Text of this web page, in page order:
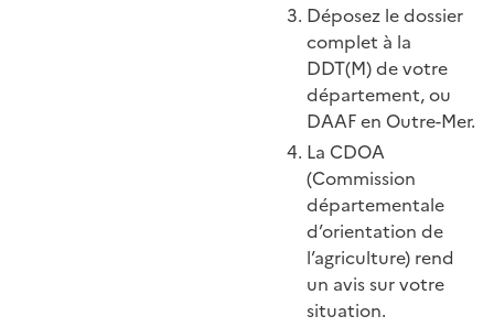
Déposez le dossier
complet à la
DDT(M) de votre
département, ou
DAAF en Outre-Mer.
La CDOA
(Commission
départementale
d’orientation de
l’agriculture) rend
un avis sur votre
situation.